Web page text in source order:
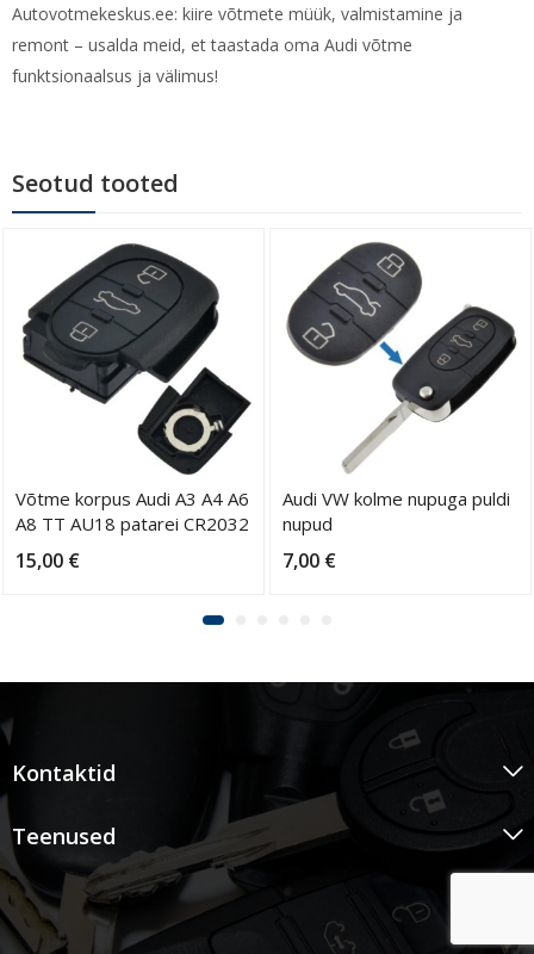
Autovotmekeskus.ee: kiire võtmete müük, valmistamine ja
remont – usalda meid, et taastada oma Audi võtme
funktsionaalsus ja välimus!
Seotud tooted
Võtme korpus Audi A3 A4 A6
A8 TT AU18 patarei CR2032
15,00 €
Audi VW kolme nupuga puldi
nupud
7,00 €
Kontaktid
Teenused